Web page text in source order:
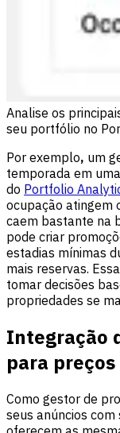
Analise os
seu portfólio no
Por exemplo, um
temporada em
do Portfolio
ocupação atingem
caem bastante na
pode criar
estadias mínimas
mais reservas.
tomar decisões
propriedades se
Integração
para
Como gestor de
seus anúncios